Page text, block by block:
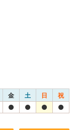
金 土 日 祝